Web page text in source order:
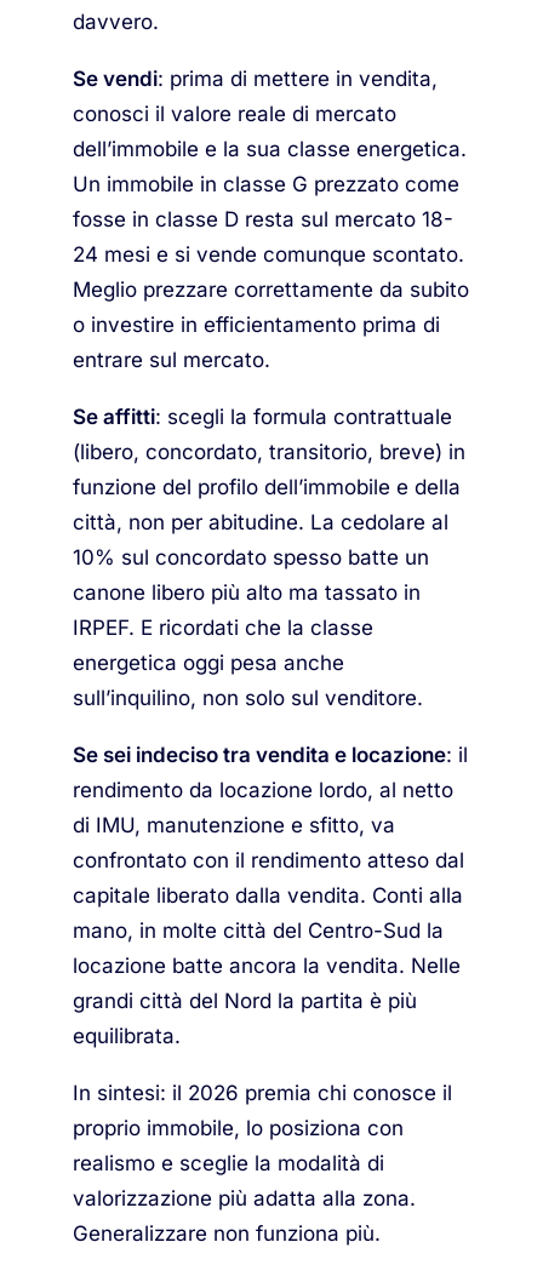
davvero.
Se vendi: prima di mettere in vendita,
conosci il valore reale di mercato
dell’immobile e la sua classe energetica.
Un immobile in classe G prezzato come
fosse in classe D resta sul mercato 18-
24 mesi e si vende comunque scontato.
Meglio prezzare correttamente da subito
o investire in efficientamento prima di
entrare sul mercato.
Se affitti: scegli la formula contrattuale
(libero, concordato, transitorio, breve) in
funzione del profilo dell’immobile e della
città, non per abitudine. La cedolare al
10% sul concordato spesso batte un
canone libero più alto ma tassato in
IRPEF. E ricordati che la classe
energetica oggi pesa anche
sull’inquilino, non solo sul venditore.
Se sei indeciso tra vendita e locazione: il
rendimento da locazione lordo, al netto
di IMU, manutenzione e sfitto, va
confrontato con il rendimento atteso dal
capitale liberato dalla vendita. Conti alla
mano, in molte città del Centro-Sud la
locazione batte ancora la vendita. Nelle
grandi città del Nord la partita è più
equilibrata.
In sintesi: il 2026 premia chi conosce il
proprio immobile, lo posiziona con
realismo e sceglie la modalità di
valorizzazione più adatta alla zona.
Generalizzare non funziona più.